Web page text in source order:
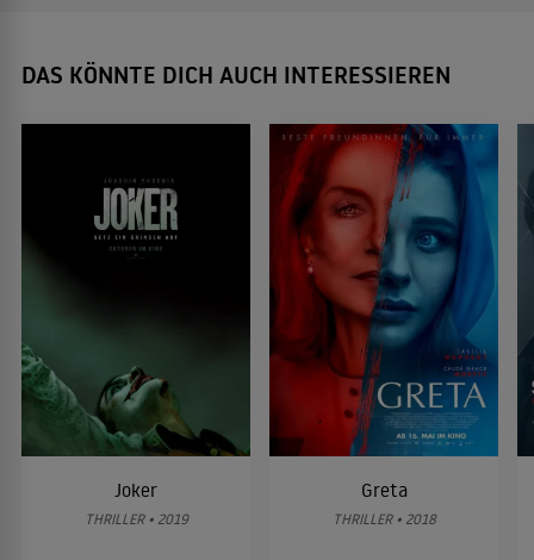
DAS KÖNNTE DICH AUCH INTERESSIEREN
Joker
THRILLER • 2019
Greta
THRILLER • 2018